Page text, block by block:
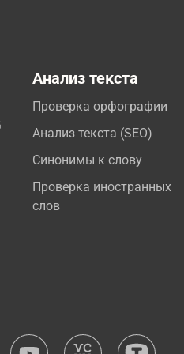
Анализ текста
Проверка орфографии
Анализ текста (SEO)
Синонимы к слову
Проверка иностранных
слов